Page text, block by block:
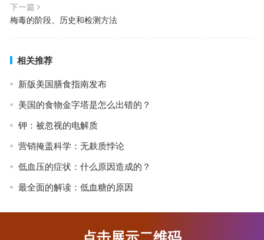
下一篇
梅毒的阶段、历史和检测方法
相关推荐
新版美国膳食指南发布
美国的食物金字塔是怎么出错的？
钾：被忽视的电解质
营销掩盖科学：无麸质悖论
低血压的症状：什么原因造成的？
最全面的解读：低血糖的原因